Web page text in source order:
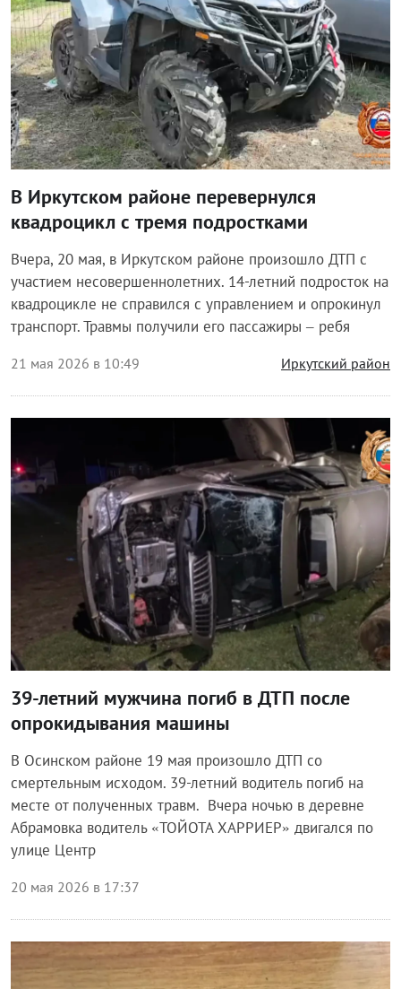
В Иркутском районе перевернулся
квадроцикл с тремя подростками
Вчера, 20 мая, в Иркутском районе произошло ДТП с
участием несовершеннолетних. 14-летний подросток на
квадроцикле не справился с управлением и опрокинул
транспорт. Травмы получили его пассажиры – ребя
21 мая 2026 в 10:49 Иркутский район
39-летний мужчина погиб в ДТП после
опрокидывания машины
В Осинском районе 19 мая произошло ДТП со
смертельным исходом. 39-летний водитель погиб на
месте от полученных травм. Вчера ночью в деревне
Абрамовка водитель «ТОЙОТА ХАРРИЕР» двигался по
улице Центр
20 мая 2026 в 17:37
Происшествия